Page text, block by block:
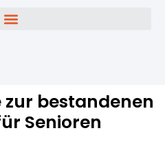
zur bestandenen
Senioren